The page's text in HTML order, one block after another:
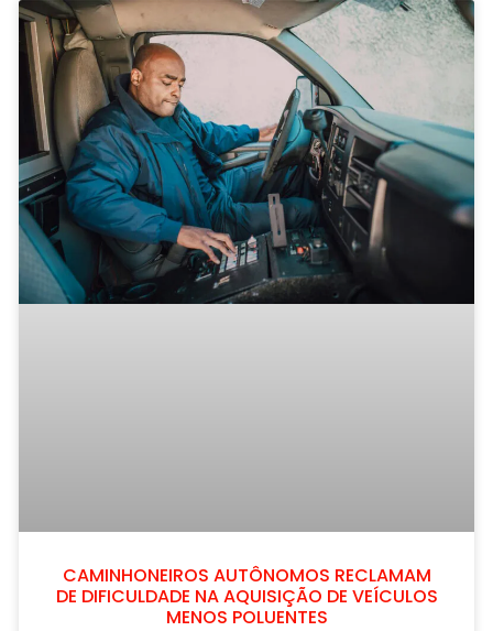
CAMINHONEIROS AUTÔNOMOS RECLAMAM
DE DIFICULDADE NA AQUISIÇÃO DE VEÍCULOS
MENOS POLUENTES